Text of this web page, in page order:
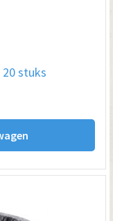
stuks